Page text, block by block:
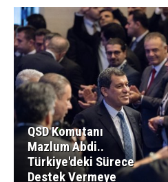
QSD Komutanı
Mazlum Abdi..
Türkiye'deki Sürece
Destek Vermeye